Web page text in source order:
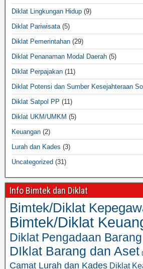
Diklat Lingkungan Hidup (9)
Diklat Pariwisata(5)
Diklat Pemerintahan (29)
Diklat Penanaman Modal Daerah (5)
Diklat Perpajakan (11)
Diklat Potensi dan Sumber Kesejahteraan
Diklat Satpol PP (11)
Diklat UKM/UMKM (5)
Keuangan (2)
Lurah dan Kades (3)
Uncategorized (31)
Info Bimtek dan Diklat
Bimtek/Diklat
Bimtek/Diklat
Diklat Pengadaan
DIklat Barang dan Aset
Camat Lurah dan Kades Diklat